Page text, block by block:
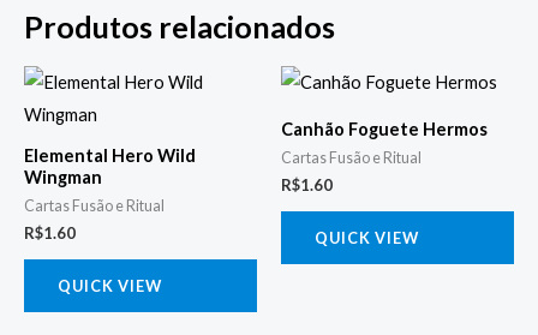
Produtos relacionados
Elemental Hero Wild
Wingman
Cartas Fusão e Ritual
R$1.60
QUICK VIEW
Canhão Foguete Hermos
Cartas Fusão e Ritual
R$1.60
QUICK VIEW